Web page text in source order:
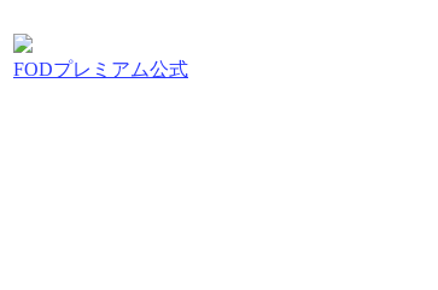
FODプレミアム公式